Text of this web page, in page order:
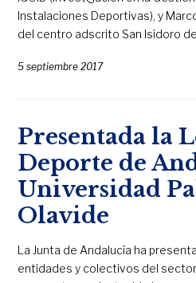
Instalaciones Deportivas), y
del centro adscrito San Isidoro
5 septiembre 2017
Presentada la
Deporte de
Universidad
Olavide
La Junta de Andalucía ha
entidades y colectivos del